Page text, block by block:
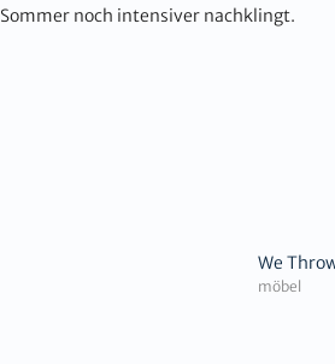
noch intensiver nachklingt.
We
möbel